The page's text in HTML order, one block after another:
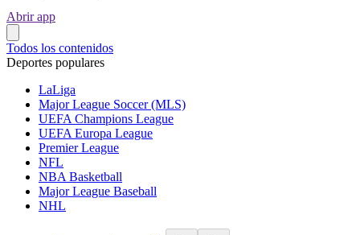
Abrir app
Todos los contenidos
Deportes populares
LaLiga
Major League Soccer (MLS)
UEFA Champions League
UEFA Europa League
Premier League
NFL
NBA Basketball
Major League Baseball
NHL